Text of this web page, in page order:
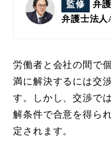
監修
弁
弁護士法
労働者と会社の間で
満に解決するには交
す。しかし、交渉で
解条件で合意を得ら
定されます。